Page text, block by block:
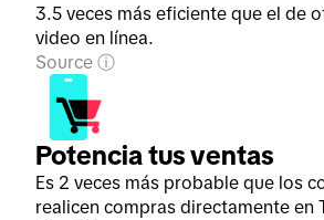
3.5 veces más eficiente que el de
video en línea.
Source
Potencia tus ventas
Es 2 veces más probable que los
realicen compras directamente en